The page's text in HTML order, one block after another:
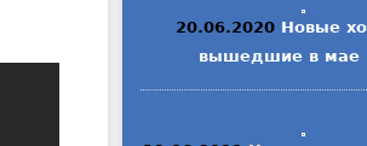
20.06.2020 Новые
вышедшие в мае